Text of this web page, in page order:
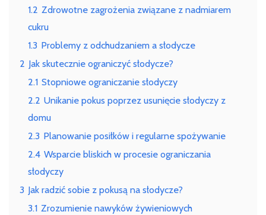
1.2 Zdrowotne zagrożenia związane z nadmiarem
cukru
1.3 Problemy z odchudzaniem a słodycze
2 Jak skutecznie ograniczyć słodycze?
2.1 Stopniowe ograniczanie słodyczy
2.2 Unikanie pokus poprzez usunięcie słodyczy z
domu
2.3 Planowanie posiłków i regularne spożywanie
2.4 Wsparcie bliskich w procesie ograniczania
słodyczy
3 Jak radzić sobie z pokusą na słodycze?
3.1 Zrozumienie nawyków żywieniowych